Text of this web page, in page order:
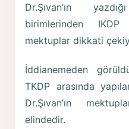
Dr.Şıvan’ın
birimlerinden IKDP
mektuplar dikkati
İddianemeden
TKDP arasında
Dr.Şıvan’ın
elindedir.